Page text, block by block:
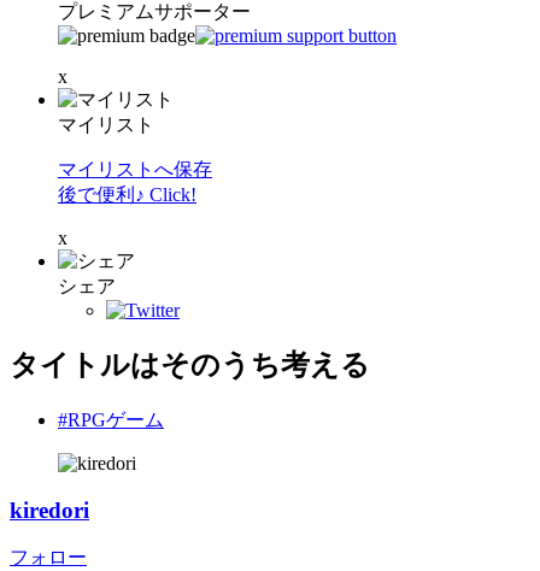
プレミアムサポーター
x
マイリスト
マイリストへ保存
後で便利♪ Click!
x
シェア
タイトルはそのうち考える
#RPGゲーム
kiredori
フォロー